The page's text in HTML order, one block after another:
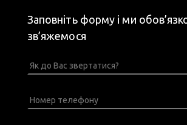
Заповніть форму і ми
зв’яжемося